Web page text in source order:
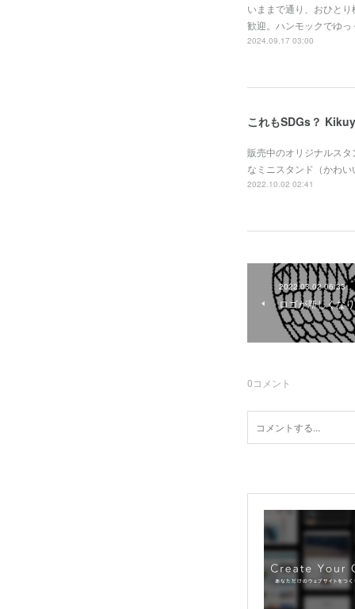
いままで通り、おひと
歓迎。ハンモックでゆ
2024.09.17 03:00
これもSDGs？
販売中のオリジナルス
なミニスタンド（かわ
2022.10.02 02:41
2022.03.02 06:33
ロゴが新しくな
0コメント